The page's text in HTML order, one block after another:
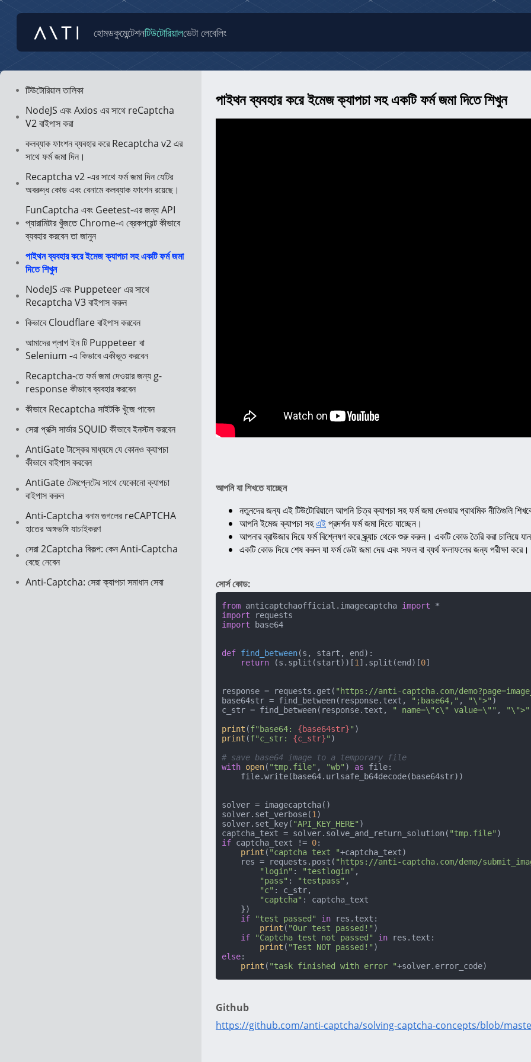
হোমডকুমেন্টেশনটিউটোরিয়ালডেটা লেবেলিং
টিউটোরিয়াল তালিকা
NodeJS এবং Axios এর সাথে reCaptcha
V2 বাইপাস করা
কলব্যাক ফাংশন ব্যবহার করে Recaptcha v2 এর
সাথে ফর্ম জমা দিন।
Recaptcha v2 -এর সাথে ফর্ম জমা দিন যেটির
অবরুদ্ধ কোড এবং বেনামে কলব্যাক ফাংশন রয়েছে।
FunCaptcha এবং Geetest-এর জন্য API
প্যারামিটার খুঁজতে Chrome-এ ব্রেকপয়েন্ট কীভাবে
ব্যবহার করবেন তা জানুন
পাইথন ব্যবহার করে ইমেজ ক্যাপচা সহ একটি ফর্ম জমা
দিতে শিখুন
NodeJS এবং Puppeteer এর সাথে
Recaptcha V3 বাইপাস করুন
কিভাবে Cloudflare বাইপাস করবেন
আমাদের প্লাগ ইন টি Puppeteer বা
Selenium -এ কিভাবে একীভূত করবেন
Recaptcha-তে ফর্ম জমা দেওয়ার জন্য g-
response কীভাবে ব্যবহার করবেন
কীভাবে Recaptcha সাইটকি খুঁজে পাবেন
সেরা প্রক্সি সার্ভার SQUID কীভাবে ইনস্টল করবেন
AntiGate টাস্কের মাধ্যমে যে কোনও ক্যাপচা
কীভাবে বাইপাস করবেন
AntiGate টেমপ্লেটের সাথে যেকোনো ক্যাপচা
বাইপাস করুন
Anti-Captcha বনাম গুগলের reCAPTCHA
হাতের অঙ্গভঙ্গি যাচাইকরণ
সেরা 2Captcha বিকল্প: কেন Anti-Captcha
বেছে নেবেন
Anti-Captcha: সেরা ক্যাপচা সমাধান সেবা
পাইথন ব্যবহার করে ইমেজ ক্যাপচা সহ একটি ফর্ম জমা দিতে শিখুন
আপনি যা শিখতে যাচ্ছেন
নতুনদের জন্য এই টিউটোরিয়ালে আপনি চিত্র ক্যাপচা সহ ফর্ম জমা দেওয়ার প্রাথমিক নীতিগুলি
আপনি ইমেজ ক্যাপচা সহএইপ্রদর্শন ফর্ম জমা দিতে যাচ্ছেন।
আপনার ব্রাউজার দিয়ে ফর্ম বিশ্লেষণ করে স্ক্র্যাচ থেকে শুরু করুন। একটি কোড তৈরি করা চালিয়ে
একটি কোড দিয়ে শেষ করুন যা ফর্ম ডেটা জমা দেয় এবং সফল বা ব্যর্থ ফলাফলের জন্য পরীক্ষা করে।
সোর্স কোড:
from anticaptchaofficial.imagecaptcha import
import
import base64
def find_between(s, start, end ):
return (s.split(start))[1 ].split(end)[0]
response = requests.get( "https://anti-captcha.com/
base64str = find_between(response.text,
";base64," , "\">" )
c_str = find_between(response.text,
" name=\"c\" value=\"" , "\">"
print (f"base64: {base64str}"
print (f"c_str: {c_str}" )
# save base64 image to a temporary file
with open( "tmp.file" , "wb" ) as file:
solver = imagecaptcha()
solver.set_verbose(1 )
solver.set_key( "API_KEY_HERE" )
captcha_text = solver.solve_and_return_solution( "tmp.file"
if captcha_text != 0:
print ( "captcha text "+captcha_text)
    res = requests.post(
"https://anti-captcha.com/demo/
"login" : "testlogin" ,
"pass" : "testpass" ,
"c" : c_str,
"captcha" : captcha_text
if
"test passed" in res.text:
print ( "Our test passed!" )
if
"Captcha test not passed" in res.text:
print ( "Test NOT passed!"
else:
print ( "task finished with error "+solver.error_code)
Github
https://github.com/anti-captcha/solving-captcha-concepts/blob/